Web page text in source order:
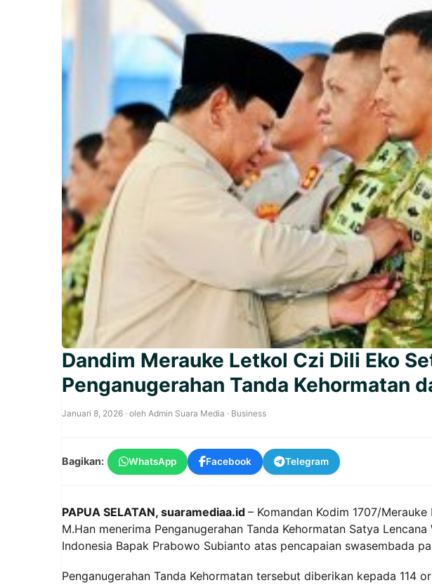
Dandim Merauke Letkol Czi Dili Eko
Penganugerahan Tanda Kehormatan
Januari 8, 2026 · oleh Admin Suara Media · Business
Bagikan: WhatsApp Facebook Telegram
PAPUA SELATAN, suaramediaa.id – Komandan Kodim 1707/
M.Han menerima Penganugerahan Tanda Kehormatan Satya
Indonesia Bapak Prabowo Subianto atas pencapaian swasembada
Penganugerahan Tanda Kehormatan tersebut diberikan kepada 114